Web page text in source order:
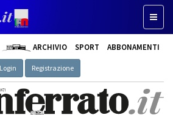
ARCHIVIO SPORT ABBONAMENTI
Login Registrazione